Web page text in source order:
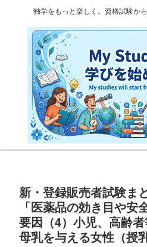
独学をもっと楽しく。資格試験か
新・登録販売者試験ま
「医薬品の効き目や安
要因（4）小児、高齢者
母乳を与える女性（授